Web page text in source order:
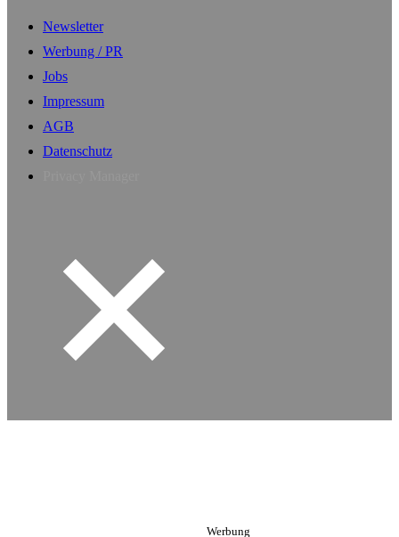
Newsletter
Werbung / PR
Jobs
Impressum
AGB
Datenschutz